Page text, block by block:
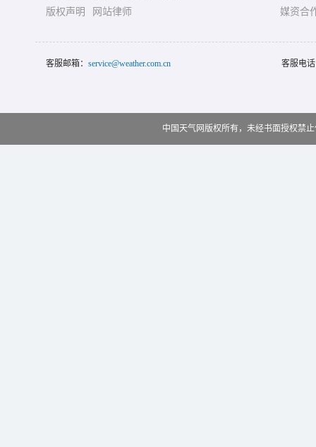
版权声明
网站律师
媒资合
客服邮箱： service@weather.com.cn 客服电
中国天气网版权所有，未经书面授权